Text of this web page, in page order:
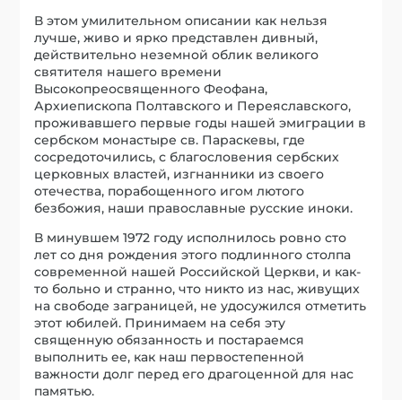
В этом умилительном описании как нельзя
лучше, живо и ярко представлен дивный,
действительно неземной облик великого
святителя нашего времени
Высокопреосвященного Феофана,
Архиепископа Полтавского и Переяславского,
проживавшего первые годы нашей эмиграции в
сербском монастыре св. Параскевы, где
сосредоточились, с благословения сербских
церковных властей, изгнанники из своего
отечества, порабощенного игом лютого
безбожия, наши православные русские иноки.
В минувшем 1972 году исполнилось ровно сто
лет со дня рождения этого подлинного столпа
современной нашей Российской Церкви, и как-
то больно и странно, что никто из нас, живущих
на свободе заграницей, не удосужился отметить
этот юбилей. Принимаем на себя эту
священную обязанность и постараемся
выполнить ее, как наш первостепенной
важности долг перед его драгоценной для нас
памятью.